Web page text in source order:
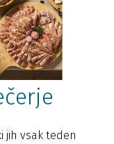
jih vsak teden